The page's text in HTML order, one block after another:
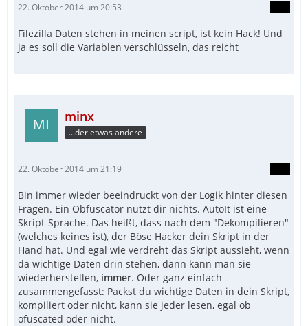
22. Oktober 2014 um 20:53
Filezilla Daten stehen in meinen script, ist kein Hack! Und
ja es soll die Variablen verschlüsseln, das reicht
minx
...der etwas andere
22. Oktober 2014 um 21:19
Bin immer wieder beeindruckt von der Logik hinter diesen
Fragen. Ein Obfuscator nützt dir nichts. AutoIt ist eine
Skript-Sprache. Das heißt, dass nach dem "Dekompilieren"
(welches keines ist), der Böse Hacker dein Skript in der
Hand hat. Und egal wie verdreht das Skript aussieht, wenn
da wichtige Daten drin stehen, dann kann man sie
wiederherstellen, immer. Oder ganz einfach
zusammengefasst: Packst du wichtige Daten in dein Skript,
kompiliert oder nicht, kann sie jeder lesen, egal ob
ofuscated oder nicht.